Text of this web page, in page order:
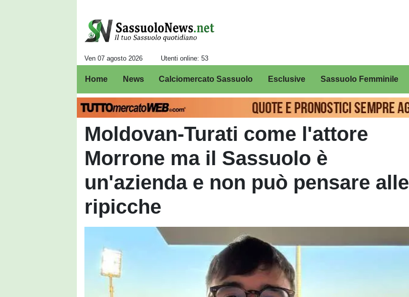
Ven 07 agosto 2026 Utenti online: 53
Home News Calciomercato Sassuolo Esclusive Sassuolo Femminile
Moldovan-Turati come l'attore
Morrone ma il Sassuolo è
un'azienda e non può pensare alle
ripicche